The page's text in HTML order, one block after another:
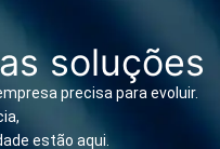
soluções
precisa para evoluir.
estão aqui.